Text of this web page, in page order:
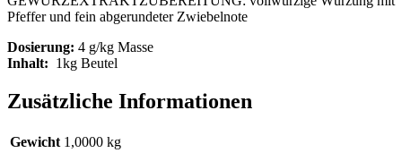
Pfeffer und fein abgerundeter Zwiebelnote
Dosierung: 4 g/kg Masse
Inhalt: 1kg Beutel
Zusätzliche Informationen
Gewicht 1,0000 kg